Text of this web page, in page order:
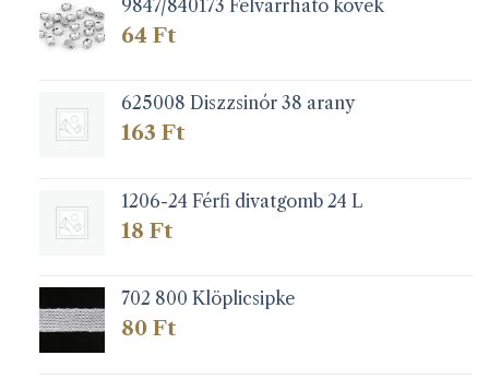
9847/840173 Felvarrható kövek
64 Ft
625008 Diszzsinór 38 arany
163 Ft
1206-24 Férfi divatgomb 24 L
18 Ft
702 800 Klöplicsipke
80 Ft